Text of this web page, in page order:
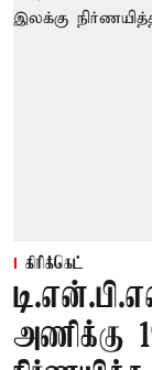
கிரிக்கெட்
அணிக்கு